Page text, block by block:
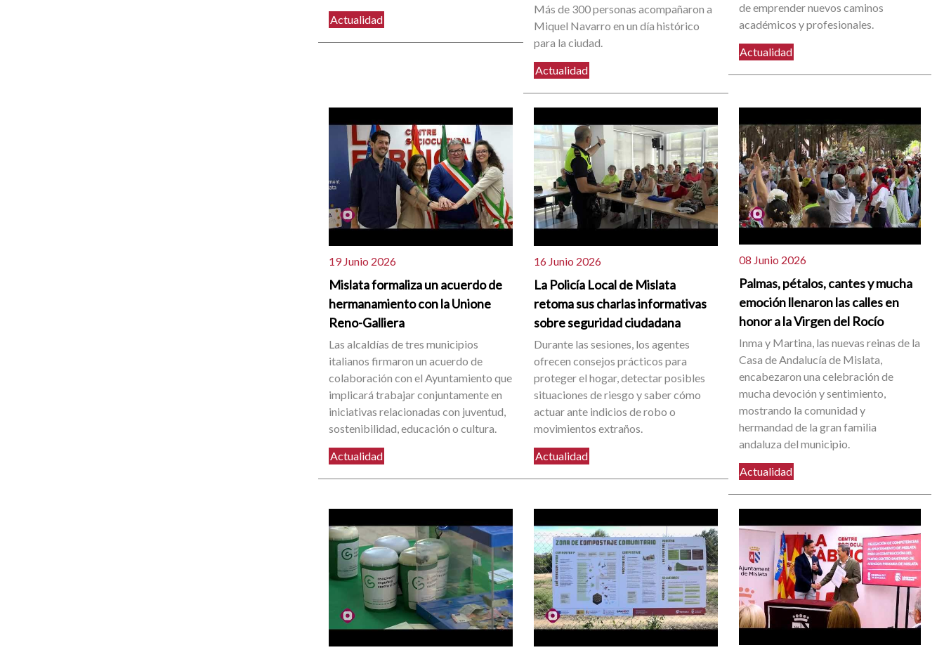
Actualidad
Más de 300 personas acompañaron a
Miquel Navarro en un día histórico
para la ciudad.
Actualidad
de emprender nuevos caminos
académicos y profesionales.
Actualidad
19 Junio 2026
Mislata formaliza un acuerdo de
hermanamiento con la Unione
Reno-Galliera
Las alcaldías de tres municipios
italianos firmaron un acuerdo de
colaboración con el Ayuntamiento que
implicará trabajar conjuntamente en
iniciativas relacionadas con juventud,
sostenibilidad, educación o cultura.
Actualidad
16 Junio 2026
La Policía Local de Mislata
retoma sus charlas informativas
sobre seguridad ciudadana
Durante las sesiones, los agentes
ofrecen consejos prácticos para
proteger el hogar, detectar posibles
situaciones de riesgo y saber cómo
actuar ante indicios de robo o
movimientos extraños.
Actualidad
08 Junio 2026
Palmas, pétalos, cantes y mucha
emoción llenaron las calles en
honor a la Virgen del Rocío
Inma y Martina, las nuevas reinas de la
Casa de Andalucía de Mislata,
encabezaron una celebración de
mucha devoción y sentimiento,
mostrando la comunidad y
hermandad de la gran familia
andaluza del municipio.
Actualidad